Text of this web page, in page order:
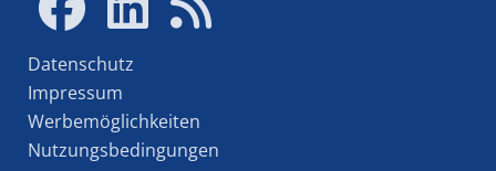
Datenschutz
Impressum
Werbemöglichkeiten
Nutzungsbedingungen